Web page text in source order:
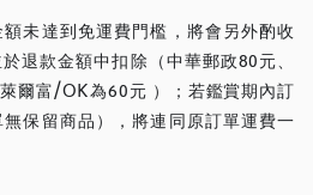
未達到免運費門檻，將會另外酌收
退款金額中扣除（中華郵政80元、
爾富/OK為60元 ）；若鑑賞期內訂
保留商品），將連同原訂單運費一